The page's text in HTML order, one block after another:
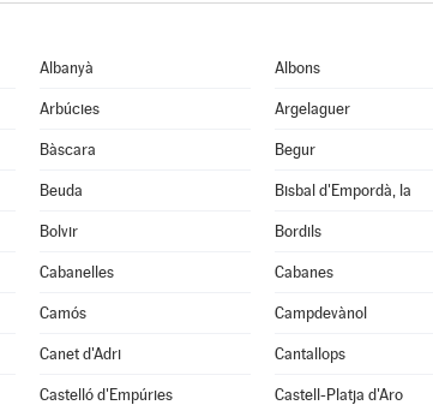
Albanyà Albons
Arbúcies Argelaguer
Bàscara Begur
Beuda Bisbal d'Empordà, la
Bolvir Bordils
Cabanelles Cabanes
Camós Campdevànol
Canet d'Adri Cantallops
Castelló d'Empúries Castell-Platja d'Aro